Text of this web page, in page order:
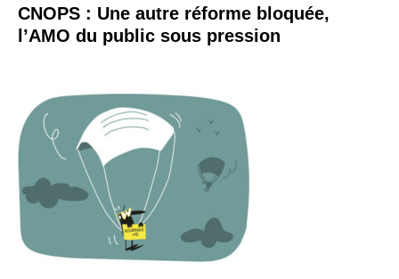
CNOPS : Une autre réforme bloquée,
l’AMO du public sous pression